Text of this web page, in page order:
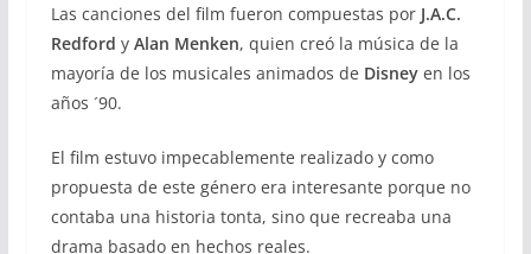
Las canciones del film fueron compuestas por J.A.C.
Redford yAlan Menken, quien creó la música de la
mayoría de los musicales animados de Disneyen los
años ´90.
El film estuvo impecablemente realizado y como
propuesta de este género era interesante porque no
contaba una historia tonta, sino que recreaba una
drama basado en hechos reales.